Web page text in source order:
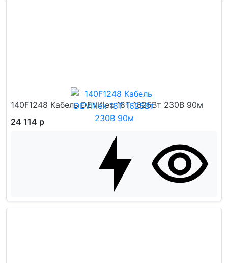
140F1248 Кабель DEVIflex 18T 1625Вт 230В 90м
24 114 р